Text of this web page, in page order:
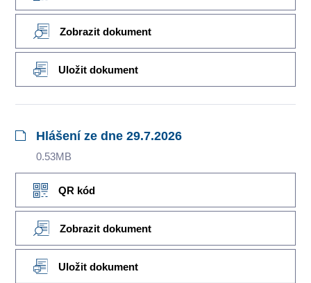
Zobrazit dokument
Uložit dokument
Hlášení ze dne 29.7.2026
0.53MB
QR kód
Zobrazit dokument
Uložit dokument